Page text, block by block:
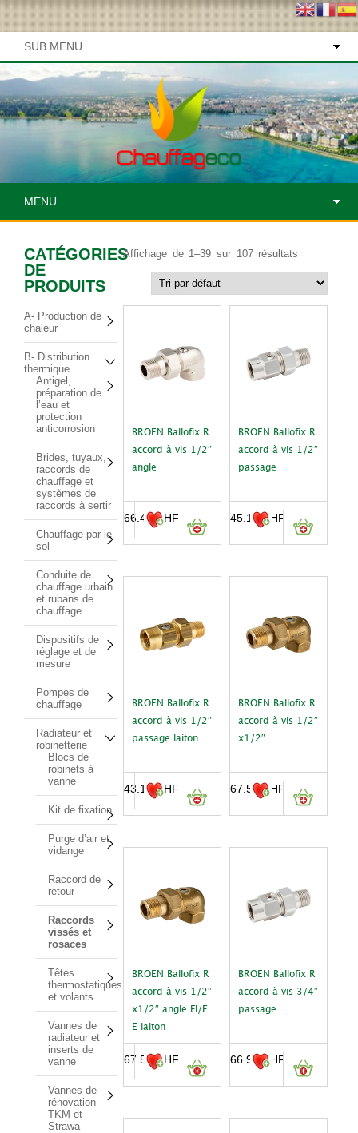
SUB MENU
MENU
CATÉGORIES
DE
PRODUITS
A- Production de
chaleur
B- Distribution
thermique
Antigel,
préparation de
l’eau et
protection
anticorrosion
Brides, tuyaux,
raccords de
chauffage et
systèmes de
raccords à sertir
Chauffage par le
sol
Conduite de
chauffage urbain
et rubans de
chauffage
Dispositifs de
réglage et de
mesure
Pompes de
chauffage
Radiateur et
robinetterie
Blocs de
robinets à
vanne
Kit de fixation
Purge d’air et
vidange
Raccord de
retour
Raccords
vissés et
rosaces
Têtes
thermostatiques
et volants
Vannes de
radiateur et
inserts de
vanne
Vannes de
rénovation
TKM et
Strawa
Affichage de 1–39 sur 107 résultats
BROEN Ballofix R
accord à vis 1/2″
angle
66.40CHF
BROEN Ballofix R
accord à vis 1/2″
passage
45.10CHF
BROEN Ballofix R
accord à vis 1/2″
passage laiton
43.10CHF
BROEN Ballofix R
accord à vis 1/2″
x1/2″
67.50CHF
BROEN Ballofix R
accord à vis 1/2″
x1/2″ angle FI/F
E laiton
67.50CHF
BROEN Ballofix R
accord à vis 3/4″
passage
66.90CHF